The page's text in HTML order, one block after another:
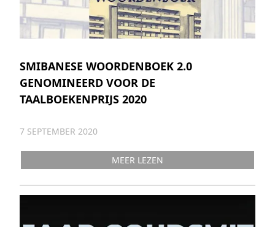
SMIBANESE WOORDENBOEK 2.0
GENOMINEERD VOOR DE
TAALBOEKENPRIJS 2020
7 SEPTEMBER 2020
MEER LEZEN